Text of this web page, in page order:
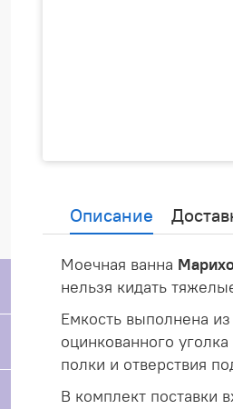
Описание
Моечная ванна
нельзя кидать
Емкость выполнена
оцинкованного
полки и отверствия
В комплект поставки